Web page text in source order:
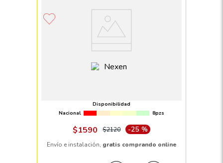
Disponibilidad
Nacional
8pzs
$1590 $2120 -25 %
Envío e instalación, gratis comprando online
265